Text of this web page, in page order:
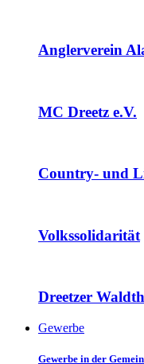
Anglerverein
MC Dreetz e.V.
Country- und
Volkssolidarität
Dreetzer
Gewerbe
Gewerbe in der